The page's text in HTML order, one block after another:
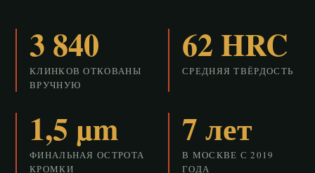
3 840
КЛИНКОВ ОТКОВАНЫ
ВРУЧНУЮ
62 HRC
СРЕДНЯЯ ТВЁРДОСТЬ
1,5 µm
ФИНАЛЬНАЯ ОСТРОТА
КРОМКИ
7 лет
В МОСКВЕ С 2019
ГОДА